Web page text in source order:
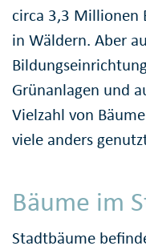
circa 3,3 Millionen
in Wäldern. Aber
Grünanlagen und
Vielzahl von
viele anders
Bäume im
Stadtbäume